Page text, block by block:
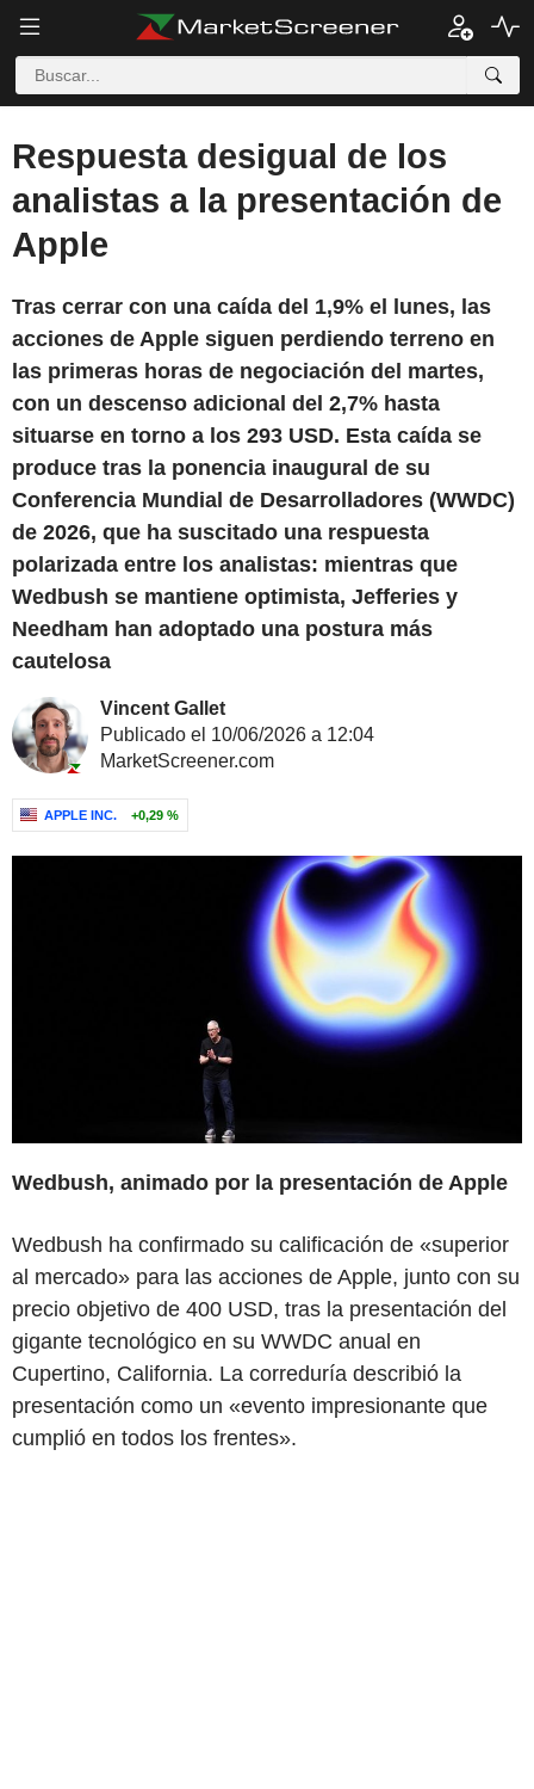
Respuesta desigual de los
analistas a la presentación de
Apple
Tras cerrar con una caída del 1,9% el lunes, las
acciones de Apple siguen perdiendo terreno en
las primeras horas de negociación del martes,
con un descenso adicional del 2,7% hasta
situarse en torno a los 293 USD. Esta caída se
produce tras la ponencia inaugural de su
Conferencia Mundial de Desarrolladores (WWDC)
de 2026, que ha suscitado una respuesta
polarizada entre los analistas: mientras que
Wedbush se mantiene optimista, Jefferies y
Needham han adoptado una postura más
cautelosa
Vincent Gallet
Publicado el 10/06/2026 a 12:04
MarketScreener.com
APPLE INC. +0,29 %
Wedbush, animado por la presentación de Apple
Wedbush ha confirmado su calificación de «superior
al mercado» para las acciones de Apple, junto con su
precio objetivo de 400 USD, tras la presentación del
gigante tecnológico en su WWDC anual en
Cupertino, California. La correduría describió la
presentación como un «evento impresionante que
cumplió en todos los frentes».